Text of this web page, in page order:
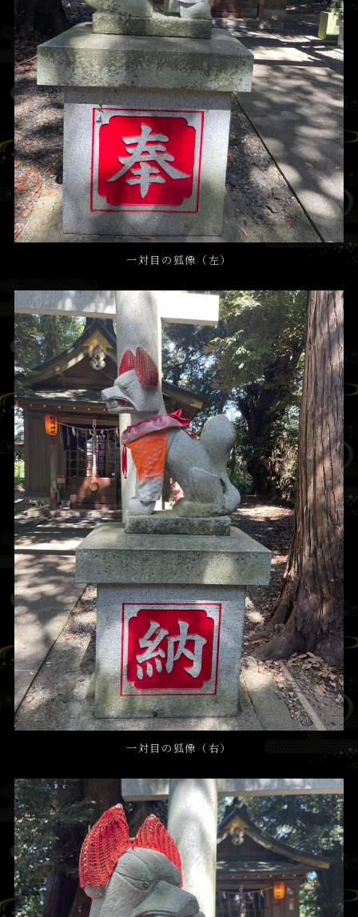
一対目の狐像（左）
一対目の狐像（右）